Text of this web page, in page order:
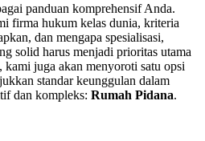
panduan komprehensif Anda.
firma hukum kelas dunia, kriteria
dan mengapa spesialisasi,
solid harus menjadi prioritas utama
juga akan menyoroti satu opsi
standar keunggulan dalam
dan kompleks: Rumah Pidana.